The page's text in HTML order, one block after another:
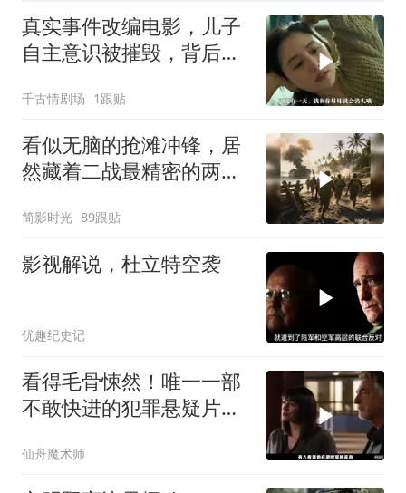
真实事件改编电影，儿子
自主意识被摧毁，背后故
千古情剧场 1跟贴
看似无脑的抢滩冲锋，居
然藏着二战最精密的两栖
简影时光 89跟贴
影视解说，杜立特空袭
优趣纪史记
看得毛骨悚然！唯一一部
不敢快进的犯罪悬疑片，
仙舟魔术师